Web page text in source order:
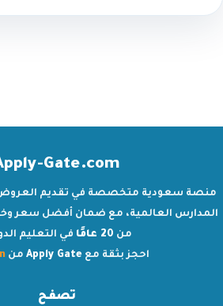
Gate.com
منصة سعودية متخصصة في تقديم
المدارس العالمية، مع ضمان أفضل سعر
من 20 عامًا
في التعليم
احجز بثقة مع Apply Gate من
تصفح